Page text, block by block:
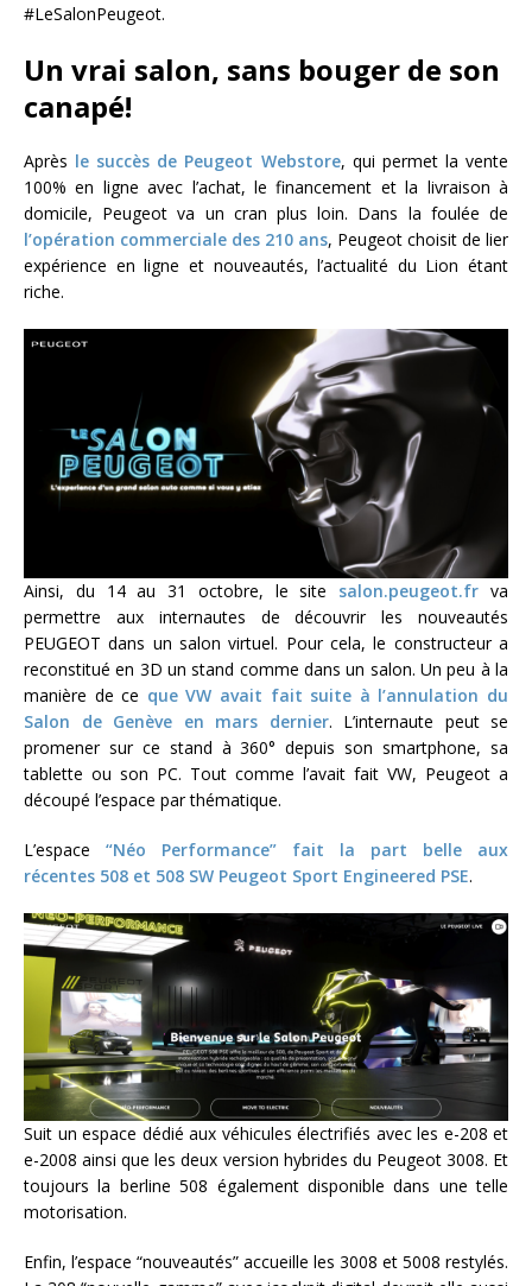
#LeSalonPeugeot.
Un vrai salon, sans bouger de son
canapé!
Après le succès de Peugeot Webstore, qui permet la vente
100% en ligne avec l’achat, le financement et la livraison à
domicile, Peugeot va un cran plus loin. Dans la foulée de
l’opération commerciale des 210 ans, Peugeot choisit de lier
expérience en ligne et nouveautés, l’actualité du Lion étant
riche.
Ainsi, du 14 au 31 octobre, le site salon.peugeot.fr va
permettre aux internautes de découvrir les nouveautés
PEUGEOT dans un salon virtuel. Pour cela, le constructeur a
reconstitué en 3D un stand comme dans un salon. Un peu à la
manière de ce que VW avait fait suite à l’annulation du
Salon de Genève en mars dernier. L’internaute peut se
promener sur ce stand à 360° depuis son smartphone, sa
tablette ou son PC. Tout comme l’avait fait VW, Peugeot a
découpé l’espace par thématique.
L’espace “Néo Performance” fait la part belle aux
récentes 508 et 508 SW Peugeot Sport Engineered PSE.
Suit un espace dédié aux véhicules électrifiés avec les e-208 et
e-2008 ainsi que les deux version hybrides du Peugeot 3008. Et
toujours la berline 508 également disponible dans une telle
motorisation.
Enfin, l’espace “nouveautés” accueille les 3008 et 5008 restylés.